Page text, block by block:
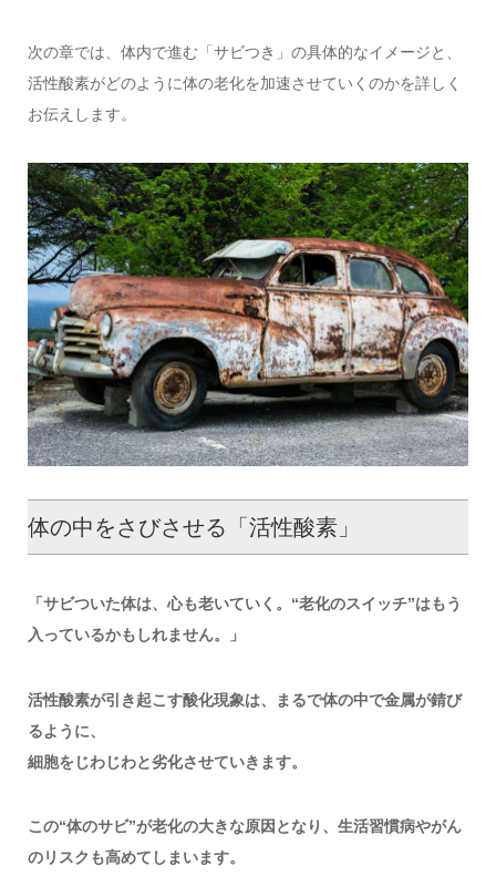
次の章では、体内で進む「サビつき」の具体的なイメージと、
活性酸素がどのように体の老化を加速させていくのかを詳しく
お伝えします。
体の中をさびさせる「活性酸素」
「サビついた体は、心も老いていく。“老化のスイッチ”はもう
入っているかもしれません。」
活性酸素が引き起こす酸化現象は、まるで体の中で金属が錆び
るように、
細胞をじわじわと劣化させていきます。
この“体のサビ”が老化の大きな原因となり、生活習慣病やがん
のリスクも高めてしまいます。